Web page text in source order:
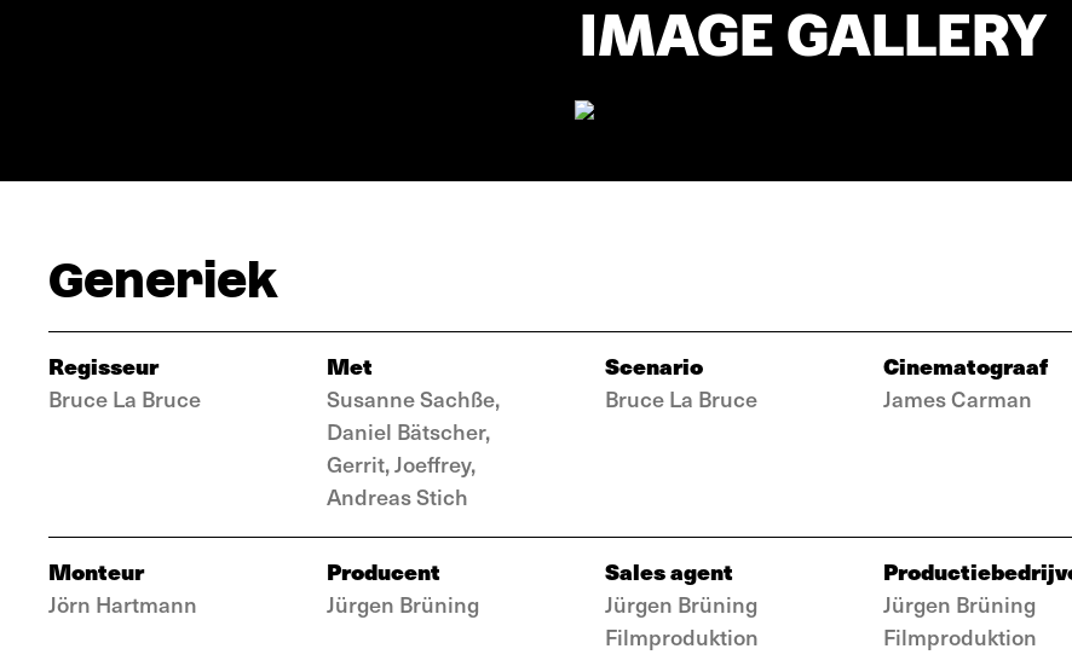
IMAGE GALLERY
Generiek
Regisseur
Bruce La Bruce
Met
Susanne Sachße,
Daniel Bätscher,
Gerrit, Joeffrey,
Andreas Stich
Scenario
Bruce La Bruce
Cinematograaf
James Carman
Monteur
Jörn Hartmann
Producent
Jürgen Brüning
Sales agent
Jürgen Brüning
Filmproduktion
Jürgen Brüning
Filmproduktion